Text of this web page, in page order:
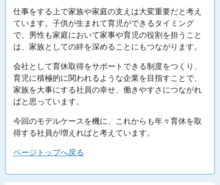
仕事をする上で家族や家庭の支えは大変重要だと考え
ています。子供が生まれて育児ができるタイミング
で、男性も家庭において家事や育児の役割を担うこと
は、家族としての絆を深めることにもつながります。
会社として育休取得をサポートできる制度をつくり、
育児に積極的に関われるような企業を目指すことで、
家族を大事にする社員の幸せ、働きやすさにつながれ
ばと思っています。
今回のモデルケースを機に、これからも年々育休を取
得する社員が増えればと考えています。
ページトップへ戻る